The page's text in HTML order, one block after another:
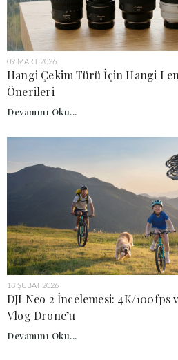
09 MART 2026
Hangi Çekim Türü İçin Hangi
Önerileri
Devamını Oku...
18 ŞUBAT 2026
DJI Neo 2 İncelemesi: 4K/100fps
Vlog Drone’u
Devamını Oku...